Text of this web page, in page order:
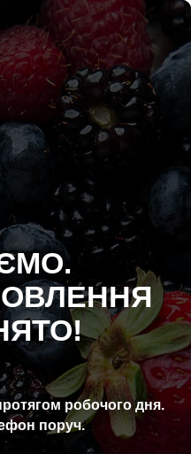
робочого дня.
поруч.